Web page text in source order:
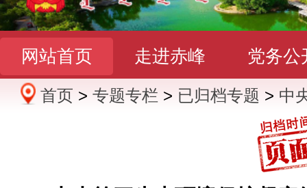
网站首页 走进赤峰 党务公
办事服务 政民互动 数据发
首页 > 专题专栏 > 已归档专题 > 中